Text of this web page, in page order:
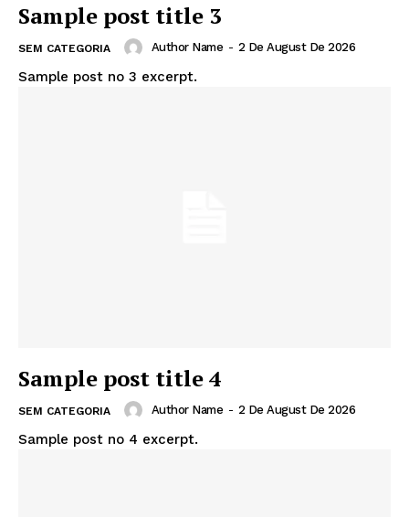
Sample post title 3
SEM CATEGORIA Author Name - 2 De August De 2026
Sample post no 3 excerpt.
Sample post title 4
SEM CATEGORIA Author Name - 2 De August De 2026
Sample post no 4 excerpt.